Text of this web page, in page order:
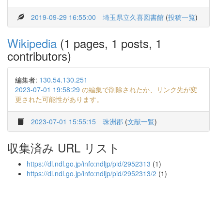
2019-09-29 16:55:00 埼玉県立久喜図書館 (投稿一覧)
Wikipedia (1 pages, 1 posts, 1
contributors)
編集者: 130.54.130.251
2023-07-01 19:58:29 の編集で削除されたか、リンク先が変
更された可能性があります。
2023-07-01 15:55:15 珠洲郡 (文献一覧)
収集済み URL リスト
https://dl.ndl.go.jp/info:ndljp/pid/2952313 (1)
https://dl.ndl.go.jp/info:ndljp/pid/2952313/2 (1)